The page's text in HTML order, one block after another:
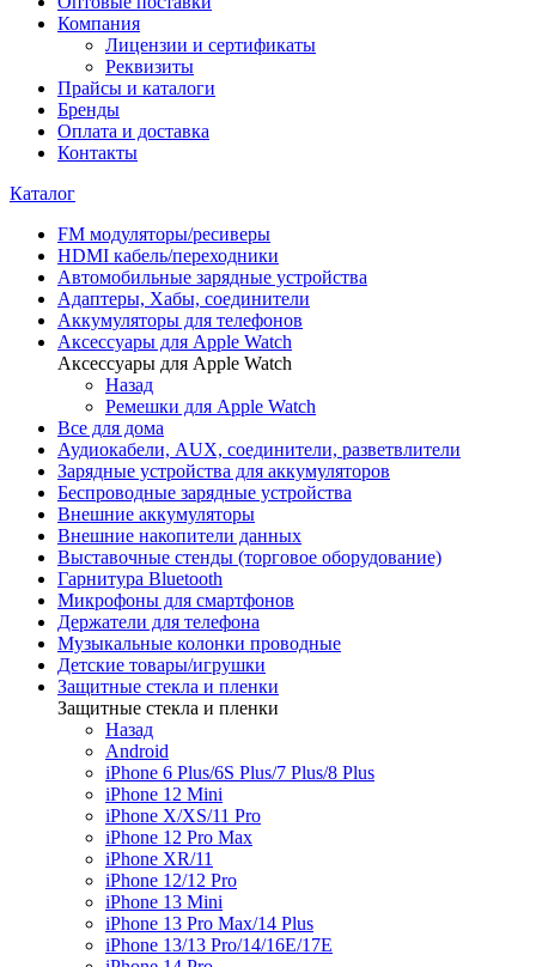
Компания
Лицензии и сертификаты
Реквизиты
Прайсы и каталоги
Бренды
Оплата и доставка
Контакты
Каталог
FM модуляторы/ресиверы
HDMI кабель/переходники
Автомобильные зарядные устройства
Адаптеры, Хабы, соединители
Аккумуляторы для телефонов
Аксессуары для Apple Watch
Аксессуары для Apple Watch
Назад
Ремешки для Apple Watch
Все для дома
Аудиокабели, AUX, соединители, разветвлители
Зарядные устройства для аккумуляторов
Беспроводные зарядные устройства
Внешние аккумуляторы
Внешние накопители данных
Выставочные стенды (торговое оборудование)
Гарнитура Bluetooth
Микрофоны для смартфонов
Держатели для телефона
Музыкальные колонки проводные
Детские товары/игрушки
Защитные стекла и пленки
Защитные стекла и пленки
Назад
Android
iPhone 6 Plus/6S Plus/7 Plus/8 Plus
iPhone 12 Mini
iPhone X/XS/11 Pro
iPhone 12 Pro Max
iPhone XR/11
iPhone 12/12 Pro
iPhone 13 Mini
iPhone 13 Pro Max/14 Plus
iPhone 13/13 Pro/14/16E/17E